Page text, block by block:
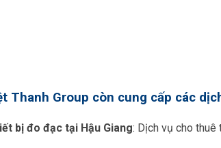
Thanh Group còn cung cấp các
bị đo đạc tại Hậu Giang: Dịch vụ cho